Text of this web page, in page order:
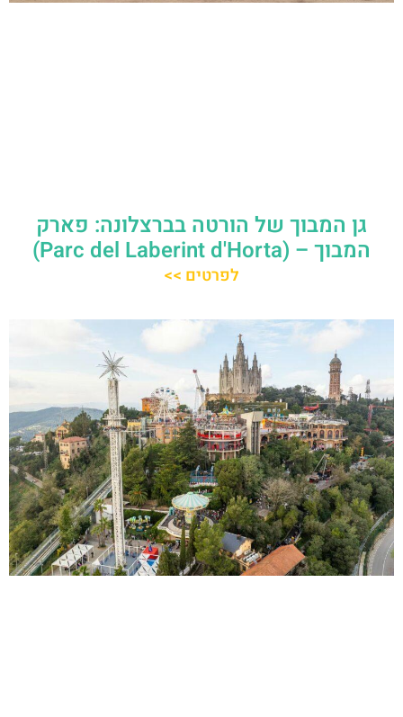
גן המבוך של הורטה בברצלונה: פארק
המבוך – (Parc del Laberint d'Horta)
לפרטים >>